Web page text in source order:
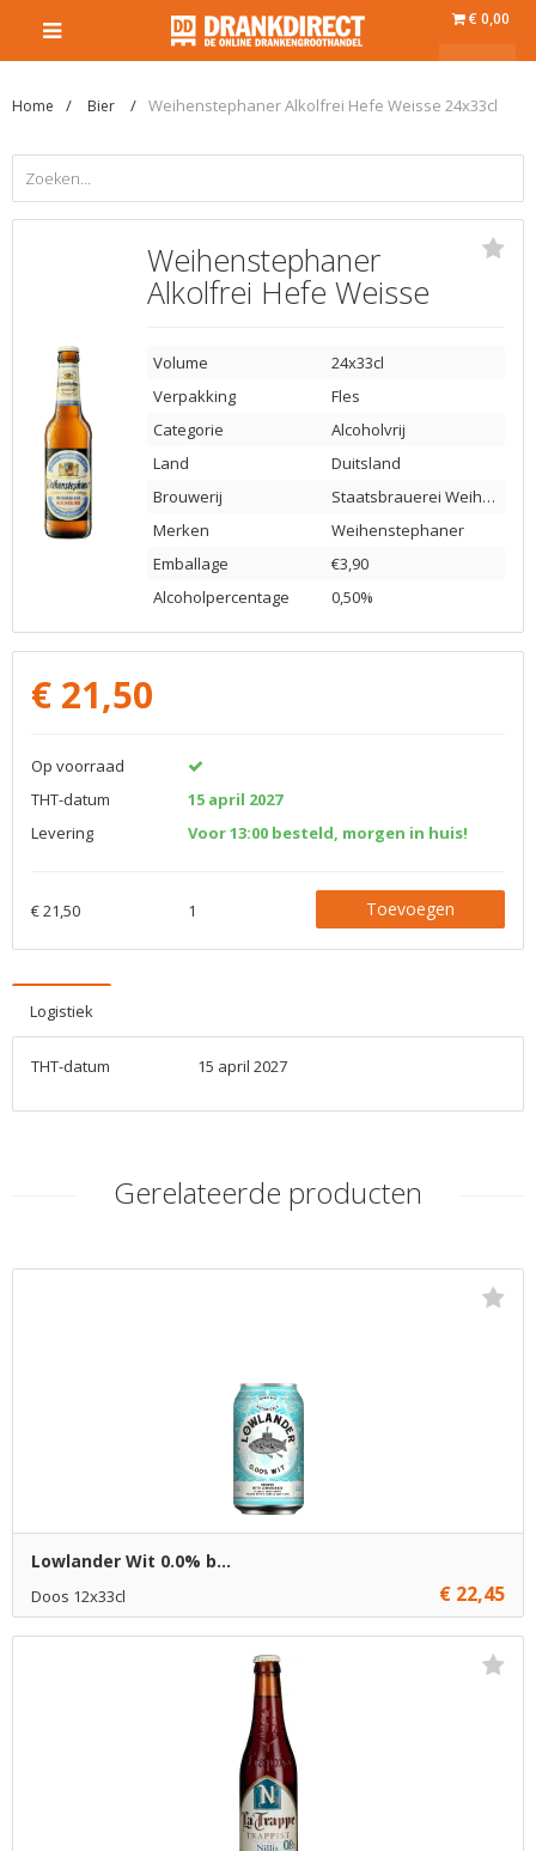
€ 0,00
Home Bier Weihenstephaner Alkolfrei Hefe Weisse 24x33cl
Weihenstephaner
Alkolfrei Hefe Weisse
Volume
24x33cl
Verpakking
Fles
Categorie
Alcoholvrij
Land
Duitsland
Brouwerij
Staatsbrauerei Weihenstephan
Merken
Weihenstephaner
Emballage
€3,90
Alcoholpercentage
0,50%
€ 21,50
Op voorraad
THT-datum
15 april 2027
Levering
Voor 13:00 besteld, morgen in huis!
€ 21,50 1 Toevoegen
Logistiek
THT-datum 15 april 2027
Gerelateerde producten
Lowlander Wit 0.0% b...
Doos 12x33cl € 22,45